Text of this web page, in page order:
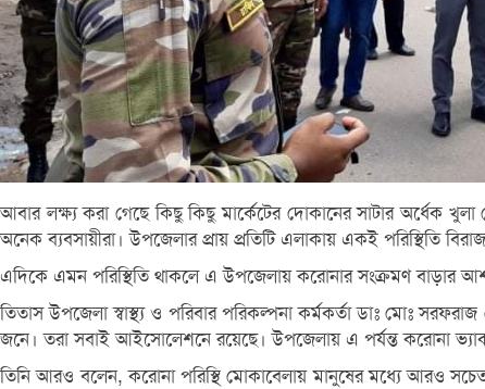
আবার লক্ষ্য করা গেছে কিছু কিছু মার্কেটের দোকা‌নের সাটার অ‌র্ধেক খু‌লা
অ‌নেক ব্যবসায়ীরা। উপজেলার প্রায় প্রতিটি এলাকায় একই পরিস্থিতি
এদিকে এমন পরিস্থিতি থাকলে এ উপজেলায় করোনার সংক্রমণ বাড়ার
তিতাস উপ‌জেলা স্বাস্থ্য ও প‌রিবার প‌রিকল্পনা কর্মকর্তা ডাঃ মোঃ
জনে। তরা সবাই আইসোলেশনে রয়েছে। উপ‌জেলায় এ পর্যন্ত ক‌রোনা
তি‌নি আরও ব‌লেন, ক‌রোনা প‌রি‌স্থি মোকা‌বেলায় মানু‌ষের ম‌ধ্যে আরও